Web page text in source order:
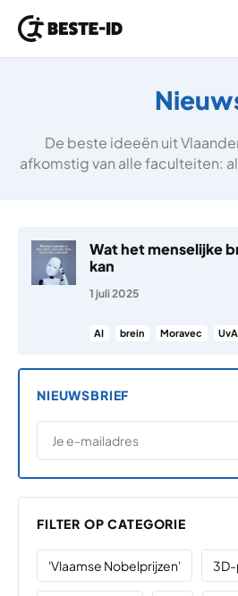
De beste ideeën uit
afkomstig van alle faculteiten:
Wat het menselijke
kan
1 juli 2025
AI brein Moravec UvA
NIEUWSBRIEF
E-MAILADRES
*
FILTER OP CATEGORIE
'Vlaamse Nobelprijzen'